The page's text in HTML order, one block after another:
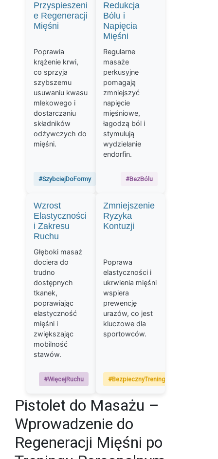
Przyspieszeni
e Regeneracji
Mięśni
Poprawia
krążenie krwi,
co sprzyja
szybszemu
usuwaniu kwasu
mlekowego i
dostarczaniu
składników
odżywczych do
mięśni.
#SzybciejDoFormy
Redukcja
Bólu i
Napięcia
Mięśni
Regularne
masaże
perkusyjne
pomagają
zmniejszyć
napięcie
mięśniowe,
łagodzą ból i
stymulują
wydzielanie
endorfin.
#BezBólu
Wzrost
Elastyczności
i Zakresu
Ruchu
Głęboki masaż
dociera do
trudno
dostępnych
tkanek,
poprawiając
elastyczność
mięśni i
zwiększając
mobilność
stawów.
#WięcejRuchu
Zmniejszenie
Ryzyka
Kontuzji
Poprawa
elastyczności i
ukrwienia mięśni
wspiera
prewencję
urazów, co jest
kluczowe dla
sportowców.
#BezpiecznyTrening
Pistolet do Masażu –
Wprowadzenie do
Regeneracji Mięśni po